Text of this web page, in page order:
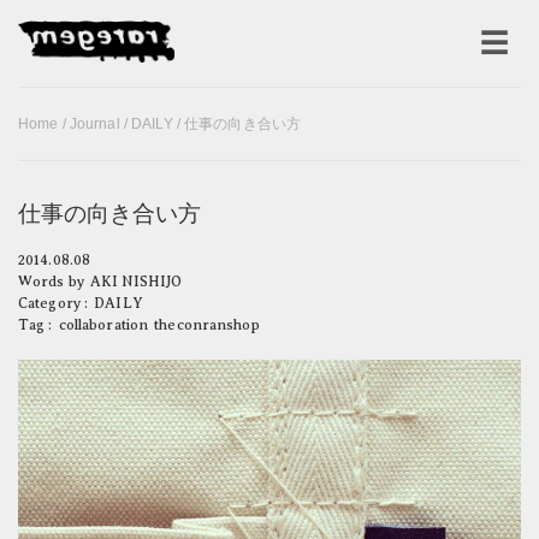
Home / Journal / DAILY/ 仕事の向き合い方
仕事の向き合い方
2014.08.08
Words by AKI NISHIJO
Category : DAILY
Tag : collaboration theconranshop